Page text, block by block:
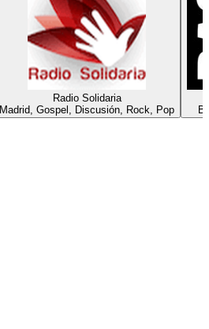
Radio Solidaria
Madrid, Gospel, Discusión, Rock, Pop